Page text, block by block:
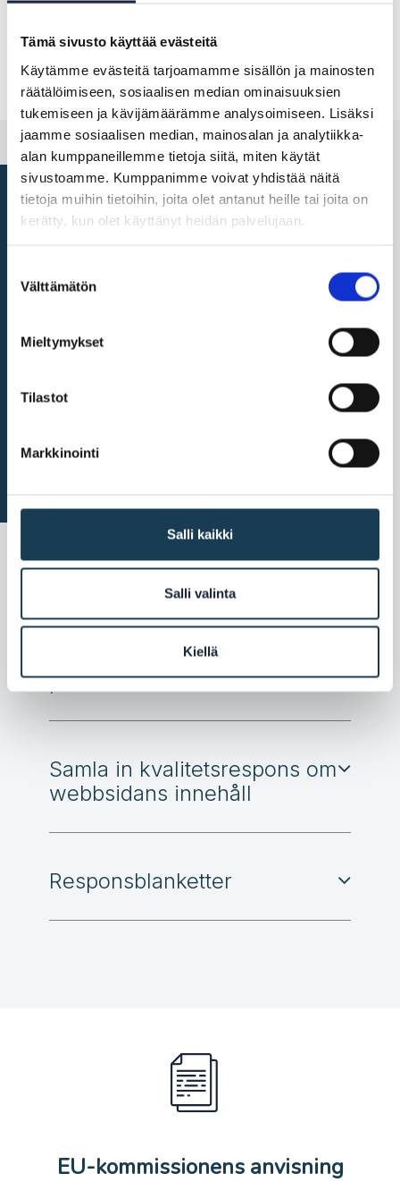
Tämä sivusto käyttää evästeitä
Käytämme evästeitä tarjoamamme sisällön ja mainosten
räätälöimiseen, sosiaalisen median ominaisuuksien
tukemiseen ja kävijämäärämme analysoimiseen. Lisäksi
jaamme sosiaalisen median, mainosalan ja analytiikka-
alan kumppaneillemme tietoja siitä, miten käytät
sivustoamme. Kumppanimme voivat yhdistää näitä
tietoja muihin tietoihin, joita olet antanut heille tai joita on
kerätty, kun olet käyttänyt heidän palvelujaan.
valinta
Välttämätön
Mieltymykset
Tilastot
Markkinointi
Salli kaikki
Salli valinta
Kiellä
SDG-förordningen
Kom ihåg övriga ansvar
medborgare
Områden i bilaga 1: företag
Kom ihåg övriga ansvar
Samla in statistik om besök
på webbsidan
Samla in kvalitetsrespons om
webbsidans innehåll
Responsblanketter
EU-kommissionens anvisning